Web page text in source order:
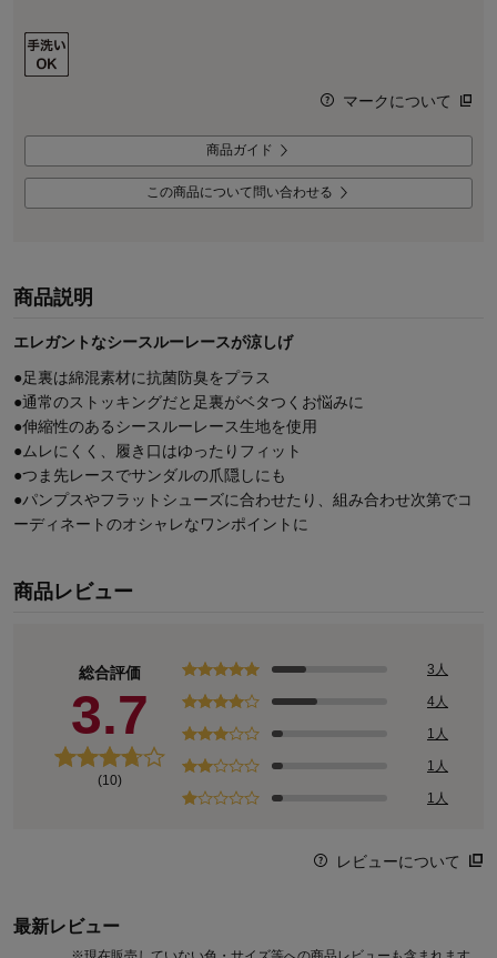
マークについて
商品ガイド
この商品について問い合わせる
商品説明
エレガントなシースルーレースが涼しげ
●足裏は綿混素材に抗菌防臭をプラス
●通常のストッキングだと足裏がベタつくお悩みに
●伸縮性のあるシースルーレース生地を使用
●ムレにくく、履き口はゆったりフィット
●つま先レースでサンダルの爪隠しにも
●パンプスやフラットシューズに合わせたり、組み合わせ次第でコ
ーディネートのオシャレなワンポイントに
商品レビュー
総合評価
3.7
(10)
3人
4人
1人
1人
1人
レビューについて
最新レビュー